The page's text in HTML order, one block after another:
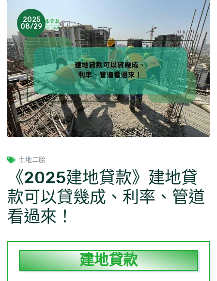
2025
08/29
土地二胎
《2025建地貸款》建地貸
款可以貸幾成、利率、管道
看過來！
建地貸款